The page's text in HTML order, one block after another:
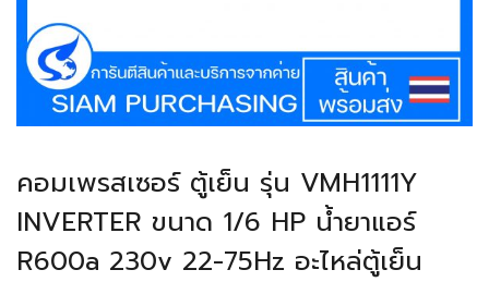
คอมเพรสเซอร์ ตู้เย็น รุ่น VMH1111Y
INVERTER ขนาด 1/6 HP น้ำยาแอร์
R600a 230v 22-75Hz อะไหล่ตู้เย็น